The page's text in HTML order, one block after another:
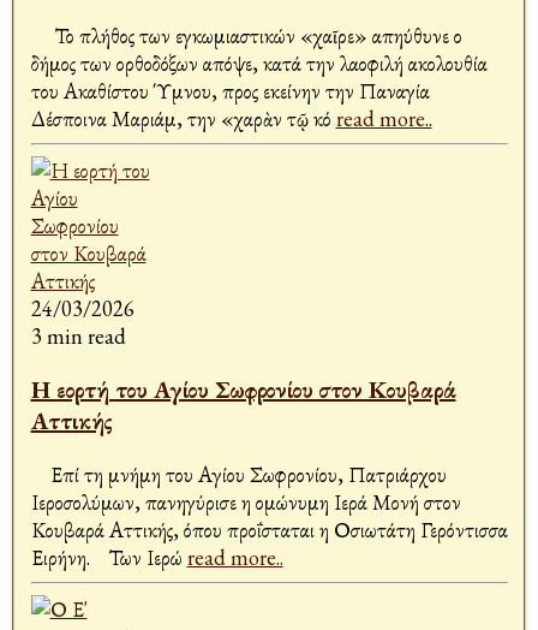
Το πλήθος των εγκωμιαστικών «χαῖρε» απηύθυνε ο
δήμος των ορθοδόξων απόψε, κατά την λαοφιλή ακολουθία
του Ακαθίστου Ύμνου, προς εκείνην την Παναγία
Δέσποινα Μαριάμ, την «χαρὰν τῷ κό read more..
24/03/2026
3 min read
Η εορτή του Αγίου Σωφρονίου στον Κουβαρά
Αττικής
Επί τη μνήμη του Αγίου Σωφρονίου, Πατριάρχου
Ιεροσολύμων, πανηγύρισε η ομώνυμη Ιερά Μονή στον
Κουβαρά Αττικής, όπου προΐσταται η Οσιωτάτη Γερόντισσα
Ειρήνη. Των Ιερώ read more..